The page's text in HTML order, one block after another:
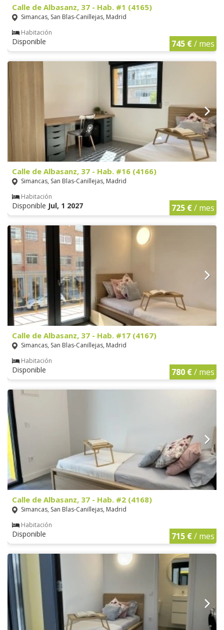
Calle de Albasanz, 37 - Hab. #1 (4165)
Simancas, San Blas-Canillejas, Madrid
Habitación
Disponible 745 €/ mes
Calle de Albasanz, 37 - Hab. #16 (4166)
Simancas, San Blas-Canillejas, Madrid
Habitación
Disponible Jul, 1 2027 725 €/ mes
Calle de Albasanz, 37 - Hab. #17 (4167)
Simancas, San Blas-Canillejas, Madrid
Habitación
Disponible 780 €/ mes
Calle de Albasanz, 37 - Hab. #2 (4168)
Simancas, San Blas-Canillejas, Madrid
Habitación
Disponible 715 €/ mes